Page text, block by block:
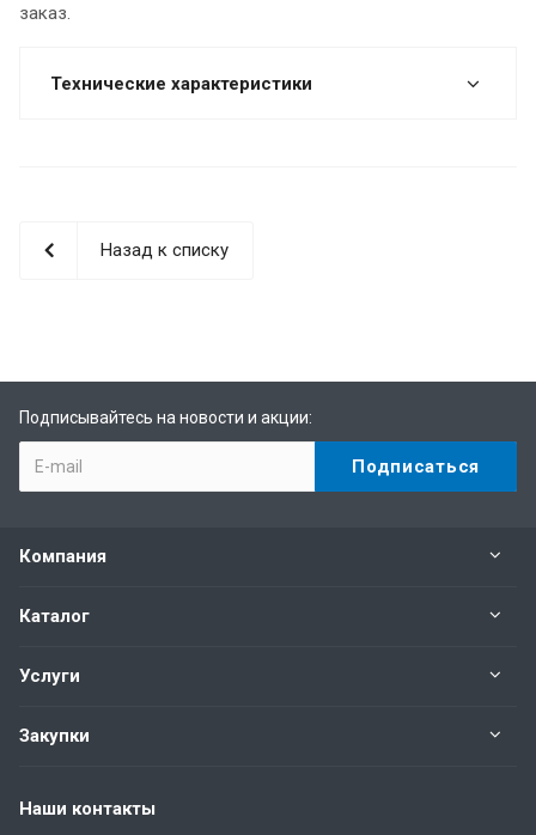
заказ.
Технические характеристики
Назад к списку
Подписывайтесь на новости и акции:
Компания
Каталог
Услуги
Закупки
Наши контакты